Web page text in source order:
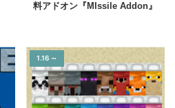
料アドオン『MIssile Addon』
1.16 ～